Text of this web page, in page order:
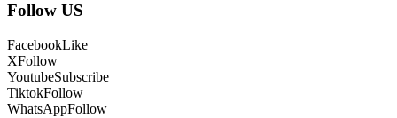
Follow US
FacebookLike
XFollow
YoutubeSubscribe
TiktokFollow
WhatsAppFollow